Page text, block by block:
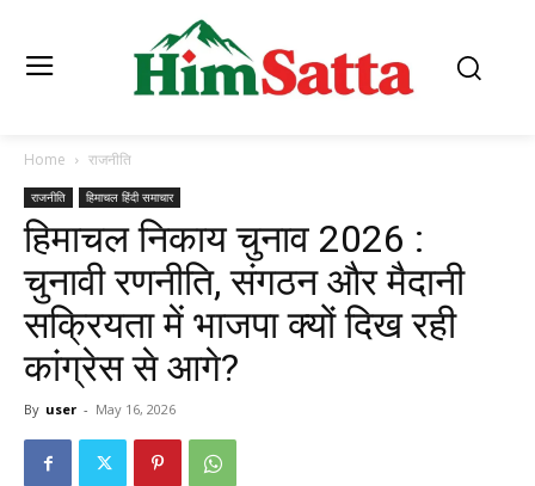
Home राजनीति
राजनीति हिमाचल हिंदी समाचार
हिमाचल निकाय चुनाव 2026 :
चुनावी रणनीति, संगठन और मैदानी
सक्रियता में भाजपा क्यों दिख रही
कांग्रेस से आगे?
By user - May 16, 2026